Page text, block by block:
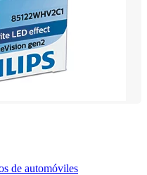
de automóviles